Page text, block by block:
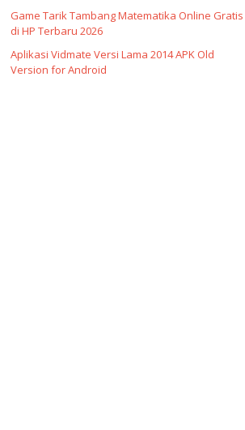
Game Tarik Tambang Matematika Online Gratis
di HP Terbaru 2026
Aplikasi Vidmate Versi Lama 2014 APK Old
Version for Android